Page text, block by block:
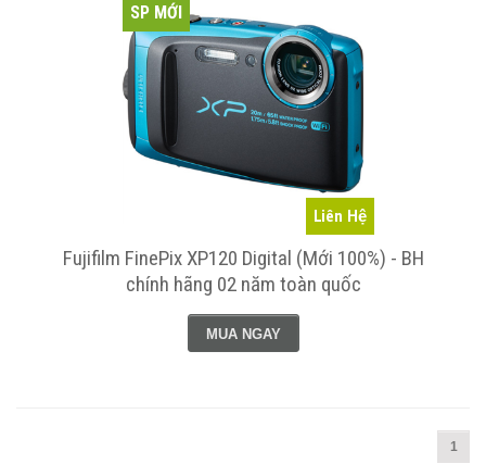
Liên Hệ
SP MỚI
Fujifilm FinePix XP120 Digital (Mới 100%) - BH
chính hãng 02 năm toàn quốc
MUA NGAY
1